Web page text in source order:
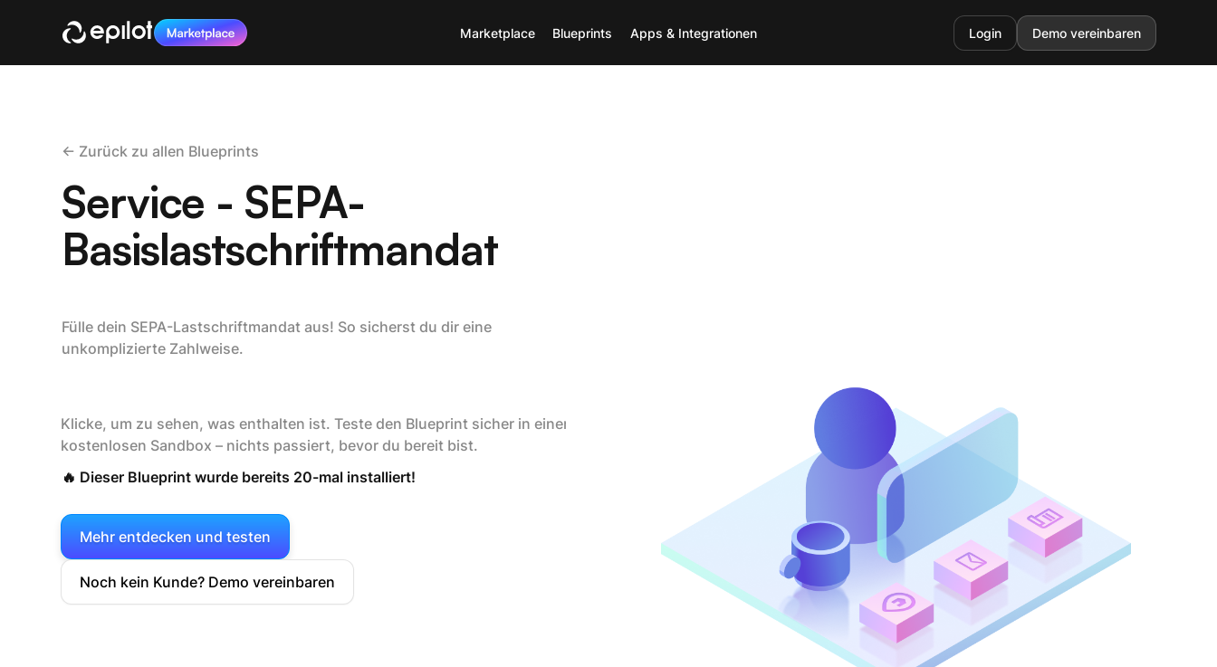
Marketplace Blueprints Apps & Integrationen Login Demo vereinbaren
<- Zurück zu allen Blueprints
Service - SEPA-
Basislastschriftmandat
Fülle dein SEPA-Lastschriftmandat aus! So sicherst du dir eine
unkomplizierte Zahlweise.
Klicke, um zu sehen, was enthalten ist. Teste den Blueprint sicher in einer
kostenlosen Sandbox – nichts passiert, bevor du bereit bist.
🔥 Dieser Blueprint wurde bereits 20-mal installiert!
Mehr entdecken und testen
Noch kein Kunde? Demo vereinbaren